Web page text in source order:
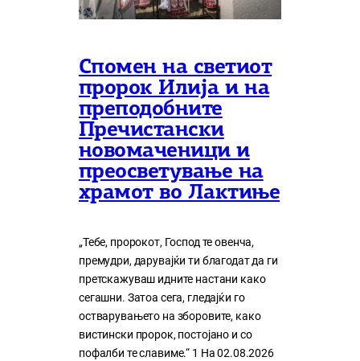
Спомен на светиот
пророк Илија и на
преподобните
Пречистански
новомаченици и
преосветување на
храмот во Лактиње
„Тебе, пророкот, Господ те овенча,
премудри, дарувајќи ти благодат да ги
претскажуваш идните настани како
сегашни. Затоа сега, гледајќи го
остварувањето на зборовите, како
вистински пророк, постојано и со
пофалби те славиме.“ 1 На 02.08.2026